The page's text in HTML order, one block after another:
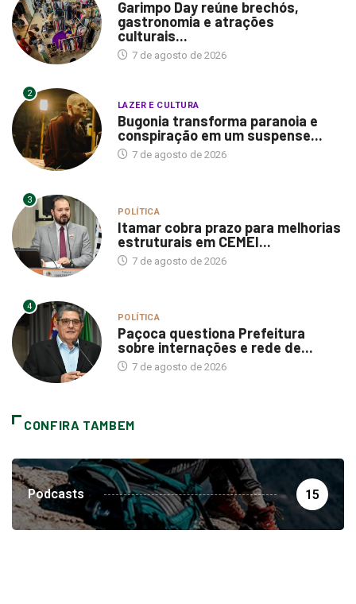
Garimpo Day reúne brechós,
gastronomia e atrações
culturais...
7 de agosto de 2026
2
LAZER E CULTURA
Bugonia transforma paranoia e
conspiração em um suspense...
7 de agosto de 2026
3
POLÍTICA
Itamar cobra prazo para melhorias
estruturais em CEMEI...
7 de agosto de 2026
4
POLÍTICA
Paçoca questiona Prefeitura
sobre internações e rede de...
7 de agosto de 2026
CONFIRA TAMBEM
Podcasts 15